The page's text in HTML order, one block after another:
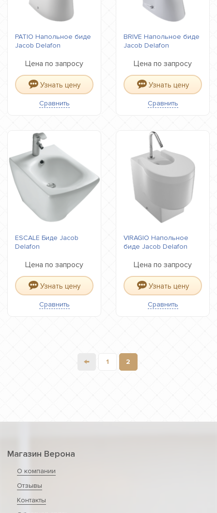
PATIO Напольное биде
Jacob Delafon
Цена по запросу
Узнать цену
Сравнить
BRIVE Напольное биде
Jacob Delafon
Цена по запросу
Узнать цену
Сравнить
ESCALE Биде Jacob
Delafon
Цена по запросу
Узнать цену
Сравнить
VIRAGIO Напольное
биде Jacob Delafon
Цена по запросу
Узнать цену
Сравнить
← 1 2
Магазин Верона
О компании
Отзывы
Контакты